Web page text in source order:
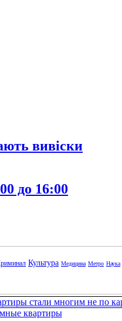
вивіски
до 16:00
Культура Медицина Метро Наука
квартиры